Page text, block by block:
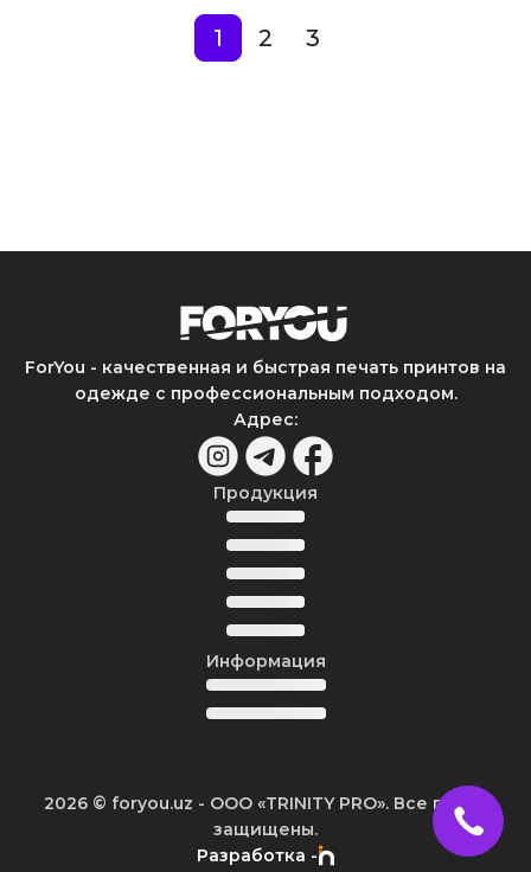
1 2 3
ForYou - качественная и быстрая печать принтов на
одежде с профессиональным подходом.
Адрес:
Продукция
Информация
2026 © foryou.uz - ООО «TRINITY PRO». Все права
защищены.
Разработка -